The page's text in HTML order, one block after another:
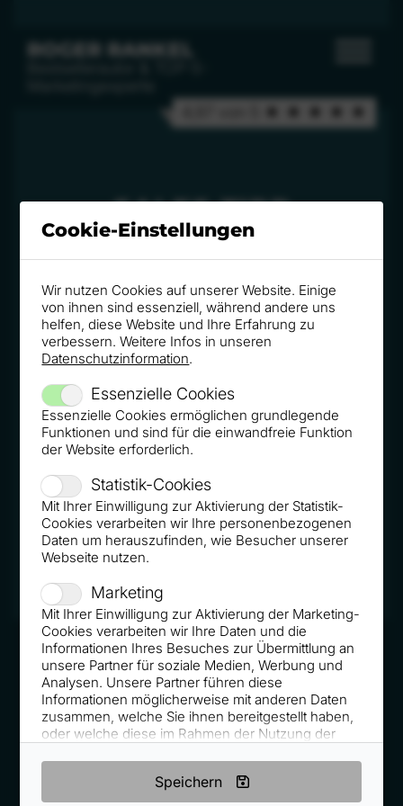
Cookie-Einstellungen
Wir nutzen Cookies auf unserer Website. Einige
von ihnen sind essenziell, während andere uns
helfen, diese Website und Ihre Erfahrung zu
verbessern. Weitere Infos in unseren
Datenschutzinformation.
Essenzielle Cookies
Essenzielle Cookies ermöglichen grundlegende
Funktionen und sind für die einwandfreie Funktion
der Website erforderlich.
Statistik-Cookies
Mit Ihrer Einwilligung zur Aktivierung der Statistik-
Cookies verarbeiten wir Ihre personenbezogenen
Daten um herauszufinden, wie Besucher unserer
Webseite nutzen.
Marketing
Mit Ihrer Einwilligung zur Aktivierung der Marketing-
Cookies verarbeiten wir Ihre Daten und die
Informationen Ihres Besuches zur Übermittlung an
unsere Partner für soziale Medien, Werbung und
Analysen. Unsere Partner führen diese
Informationen möglicherweise mit anderen Daten
zusammen, welche Sie ihnen bereitgestellt haben,
oder welche diese im Rahmen der Nutzung der
Externe Medien-Cookies
Speichern
ROGER RANKEL
SALES-TIPP
Die größten Fallen
VORTRAG ANFRAGEN
PODCAST-ANFRAGEN